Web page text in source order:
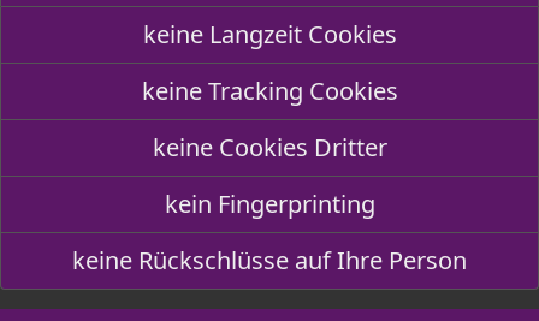
keine Langzeit Cookies
keine Tracking Cookies
keine Cookies Dritter
kein Fingerprinting
keine Rückschlüsse auf Ihre Person